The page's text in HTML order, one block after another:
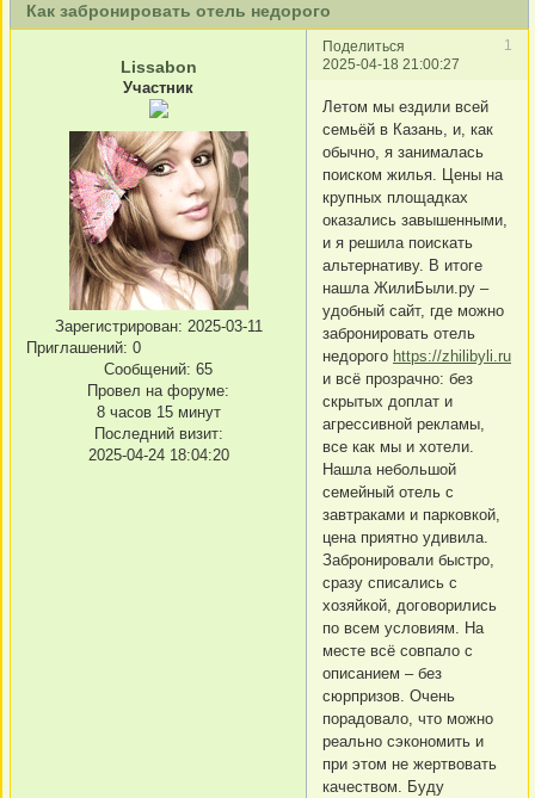
Как забронировать отель недорого
Поделиться
1
2025-04-18 21:00:27
Lissabon
Участник
Зарегистрирован: 2025-03-11
Приглашений: 0
Сообщений: 65
Провел на форуме:
8 часов 15 минут
Последний визит:
2025-04-24 18:04:20
Летом мы ездили всей
семьёй в Казань, и, как
обычно, я занималась
поиском жилья. Цены на
крупных площадках
оказались завышенными,
и я решила поискать
альтернативу. В итоге
нашла ЖилиБыли.ру –
удобный сайт, где можно
забронировать отель
недорого https://zhilibyli.ru
и всё прозрачно: без
скрытых доплат и
агрессивной рекламы,
все как мы и хотели.
Нашла небольшой
семейный отель с
завтраками и парковкой,
цена приятно удивила.
Забронировали быстро,
сразу списались с
хозяйкой, договорились
по всем условиям. На
месте всё совпало с
описанием – без
сюрпризов. Очень
порадовало, что можно
реально сэкономить и
при этом не жертвовать
качеством. Буду